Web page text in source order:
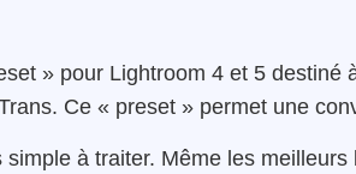
» pour Lightroom 4 et 5 destiné
Ce « preset » permet une
à traiter. Même les meilleurs